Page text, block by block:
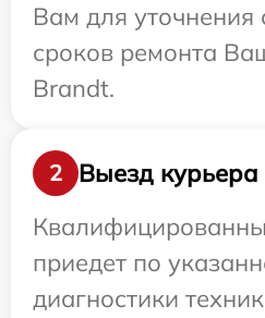
Вам для уточнения
сроков ремонта
Brandt.
2
Выезд курьера
приедет по
диагностики